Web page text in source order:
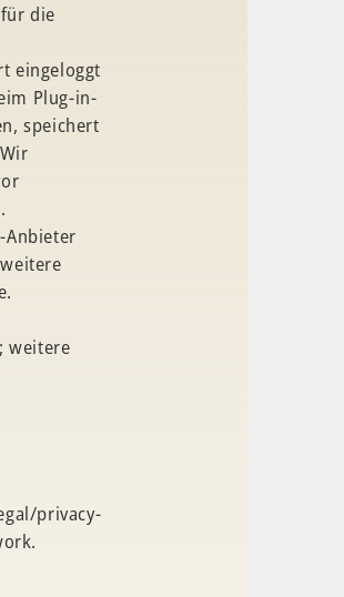
die
eingeloggt
Plug-in-
speichert
Anbieter
weitere
privacy-